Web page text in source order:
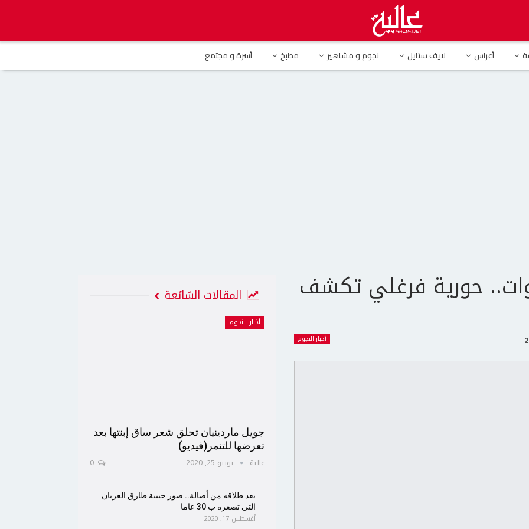
أعراس لايف ستايل نجوم و مشاهير مطبخ أسرة و مجتمع
بعد 10 سنوات.. حورية فرغلي تكشف
أخبار النجوم
المقالات الشائعة
أخبار النجوم
جويل ماردينيان تحلق شعر ساق إبنتها بعد
تعرضها للتنمر(فيديو)
عالية يونيو 25, 2020
بعد طلاقه من أصالة.. صور حبيبة طارق العريان
التي تصغره ب 30 عاما
أغسطس 17, 2020